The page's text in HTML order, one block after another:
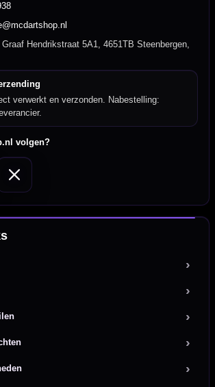
Hendrikstraat 5A1, 4651TB Steenbergen,
verwerkt en verzonden. Nabestelling:
volgen?